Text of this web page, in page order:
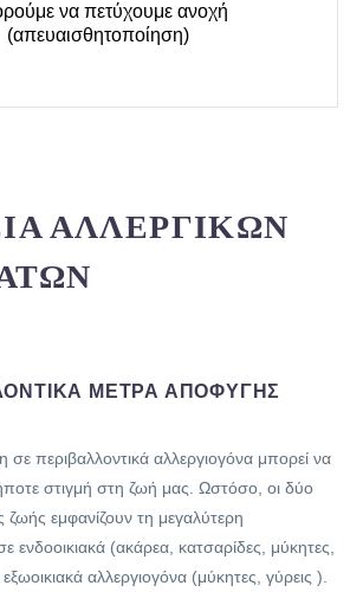
να πετύχουμε ανοχή
(απευαισθητοποίηση)
ΑΛΛΕΡΓΙΚΩΝ
ΜΕΤΡΑ ΑΠΟΦΥΓΗΣ
σε περιβαλλοντικά αλλεργιογόνα μπορεί να
στιγμή στη ζωή μας. Ωστόσο, οι δύο
ζωής εμφανίζουν τη μεγαλύτερη
ενδοοικιακά (ακάρεα, κατσαρίδες, μύκητες,
εξωοικιακά αλλεργιογόνα (μύκητες, γύρεις ).